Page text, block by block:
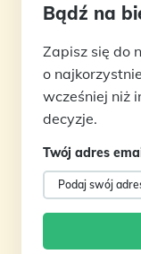
Bądź na
Zapisz się do
o
wcześniej niż
decyzje.
Twój adres